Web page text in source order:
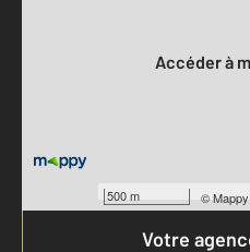
500 m ©Mappy
Accéder à
Votre